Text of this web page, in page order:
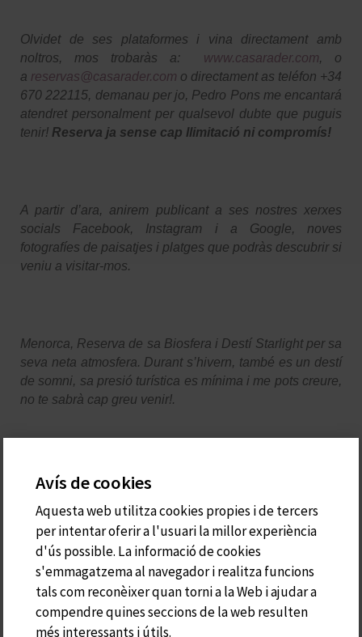
Olvidet de ses plataformes i vina directament amb
noltros, mos trobaràs a: www.casarader.com, o
a reservas@casarader.com o directament as teléfon +34
670 222115, demanau per jo, Pedro Pons me encantará
atendret personalment per qualsevol dubte que puguis
tenir! Reserva ja sense cap llimitació ni compromís!
A partir d’ara, anirem publicant a ses nostres xerxes
socials Facebook, Instagram i a Google, noves
fotografíes de paisatjes i platges que podràs descubrir si
veniu a visitar-mos.
Menorca, Reserva de sa Biosfera i Destí Starlight per sa
seva neta atmosfera. Durant s’hivern, també es un destí
de somni, sa presió turística es mínima i me pots creure,
no te sabrà cap greu venir!.
Menorca es un “des-estresant” natural!
Pedro Pons Casasnovas
Dtor.Gerent de Ca s’Arader
Avís de cookies
Aquesta web utilitza cookies propies i de tercers
per intentar oferir a l'usuari la millor experiència
d'ús possible. La informació de cookies
s'emmagatzema al navegador i realitza funcions
tals com reconèixer quan torni a la Web i ajudar a
compendre quines seccions de la web resulten
més interessants i útils.